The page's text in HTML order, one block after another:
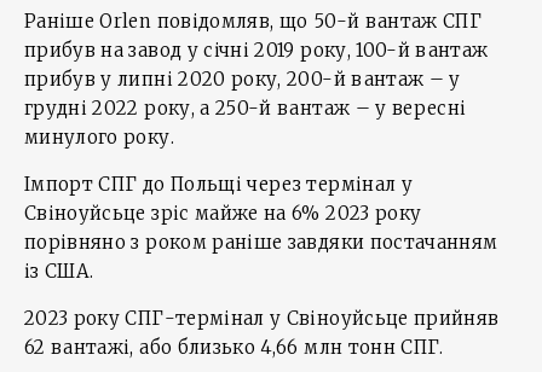
Раніше Orlen повідомляв, що 50-й вантаж СПГ
прибув на завод у січні 2019 року, 100-й вантаж
прибув у липні 2020 року, 200-й вантаж – у
грудні 2022 року, а 250-й вантаж – у вересні
минулого року.
Імпорт СПГ до Польщі через термінал у
Свіноуйсьце зріс майже на 6% 2023 року
порівняно з роком раніше завдяки постачанням
із США.
2023 року СПГ-термінал у Свіноуйсьце прийняв
62 вантажі, або близько 4,66 млн тонн СПГ.